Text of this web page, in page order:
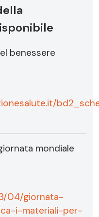
benessere
mondiale
04/giornata-
i-materiali-per-